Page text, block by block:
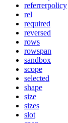
referrerpolicy
rel
required
reversed
rows
rowspan
sandbox
scope
selected
shape
size
sizes
slot